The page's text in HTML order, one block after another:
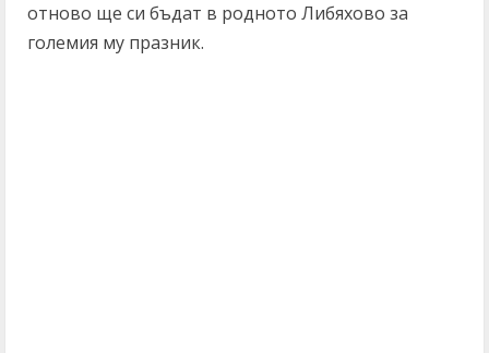
отново ще си бъдат в родното Либяхово за
големия му празник.